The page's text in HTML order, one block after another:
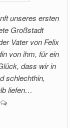
unseres ersten
Großstadt
Vater von Felix
von ihm, für ein
dass wir in
schlechthin,
liefen…